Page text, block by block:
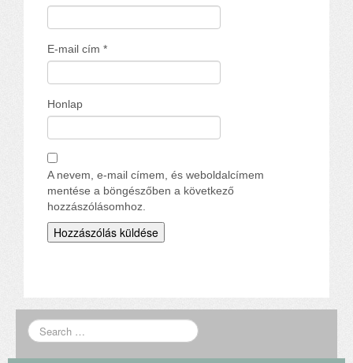
E-mail cím *
Honlap
A nevem, e-mail címem, és weboldalcímem
mentése a böngészőben a következő
hozzászólásomhoz.